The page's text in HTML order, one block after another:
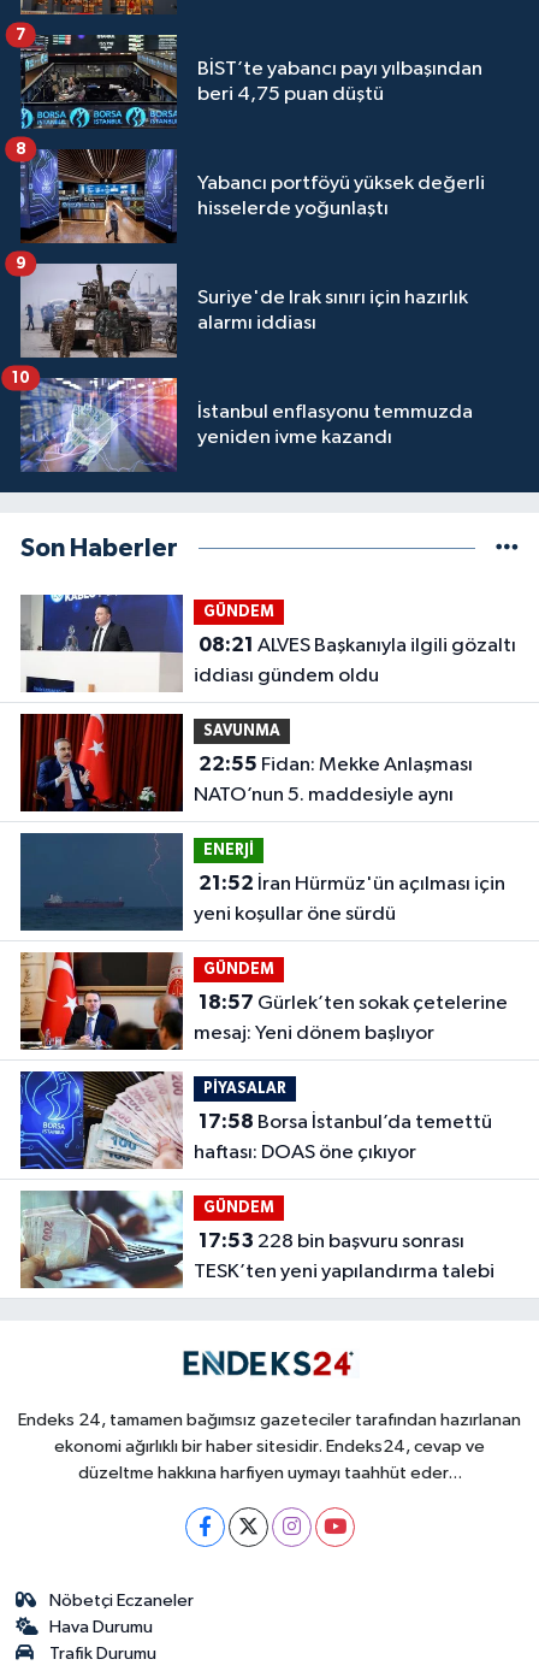
BİST’te yabancı payı yılbaşından
beri 4,75 puan düştü
7
Yabancı portföyü yüksek değerli
hisselerde yoğunlaştı
8
Suriye'de Irak sınırı için hazırlık
alarmı iddiası
9
İstanbul enflasyonu temmuzda
yeniden ivme kazandı
10
Son Haberler
GÜNDEM
08:21
iddiası gündem oldu
SAVUNMA
22:55
NATO’nun 5. maddesiyle aynı
ENERJİ
21:52
yeni koşullar öne sürdü
GÜNDEM
18:57
mesaj: Yeni dönem başlıyor
PİYASALAR
17:58
haftası: DOAS öne çıkıyor
GÜNDEM
17:53
TESK’ten yeni yapılandırma talebi
Endeks 24, tamamen bağımsız gazeteciler tarafından hazırlanan
ekonomi ağırlıklı bir haber sitesidir. Endeks24, cevap ve
düzeltme hakkına harfiyen uymayı taahhüt eder...
Nöbetçi Eczaneler
Hava Durumu
Trafik Durumu